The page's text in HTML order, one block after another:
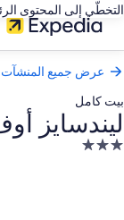
التخطّي إلى المحتوى
عرض جميع المنشآت
بيت كامل
ليندسايز
منشأة